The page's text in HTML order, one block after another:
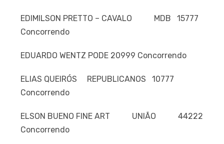
EDIMILSON PRETTO – CAVALO MDB 15777
Concorrendo
EDUARDO WENTZ PODE 20999 Concorrendo
ELIAS QUEIRÓS REPUBLICANOS 10777
Concorrendo
ELSON BUENO FINE ART UNIÃO 44222
Concorrendo